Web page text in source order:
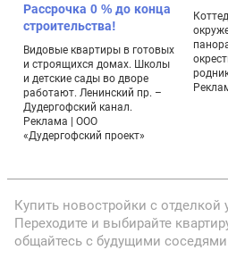
Рассрочка 0 % до конца
строительства!
Видовые квартиры в готовых
и строящихся домах. Школы
и детские сады во дворе
работают. Ленинский пр. –
Дудергофский канал.
Реклама | ООО
«Дудергофский проект»
Купить новостройки с отделкой
Переходите и выбирайте
общайтесь с будущими